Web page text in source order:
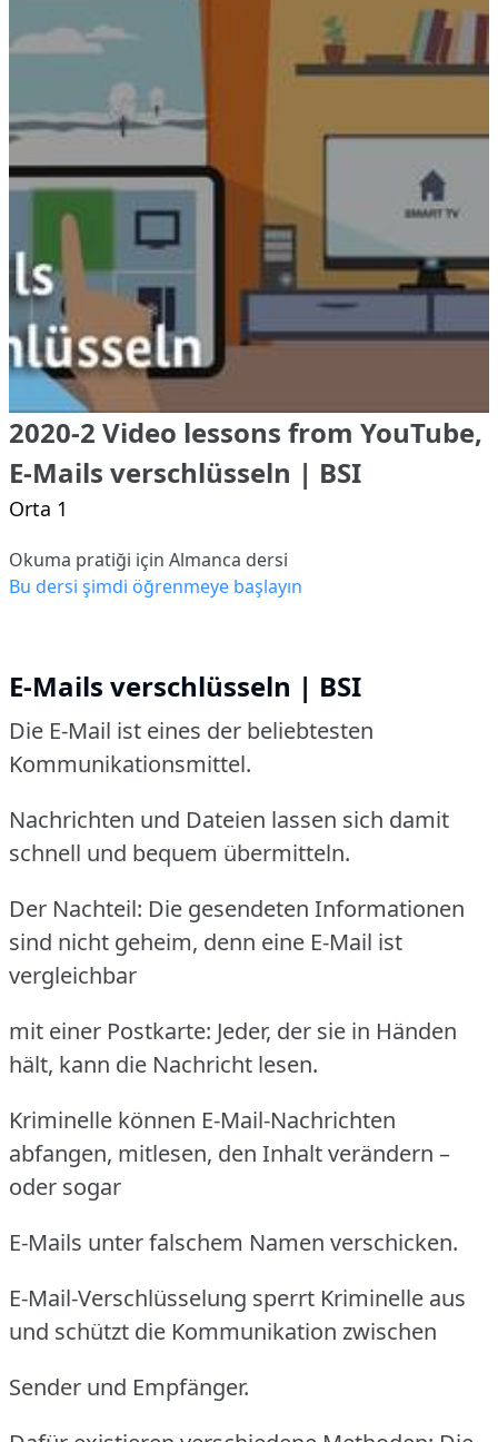
2020-2 Video lessons from YouTube,
E-Mails verschlüsseln | BSI
Orta 1
Okuma pratiği için Almanca dersi
Bu dersi şimdi öğrenmeye başlayın
E-Mails verschlüsseln | BSI
Die E-Mail ist eines der beliebtesten
Kommunikationsmittel.
Nachrichten und Dateien lassen sich damit
schnell und bequem übermitteln.
Der Nachteil: Die gesendeten Informationen
sind nicht geheim, denn eine E-Mail ist
vergleichbar
mit einer Postkarte: Jeder, der sie in Händen
hält, kann die Nachricht lesen.
Kriminelle können E-Mail-Nachrichten
abfangen, mitlesen, den Inhalt verändern –
oder sogar
E-Mails unter falschem Namen verschicken.
E-Mail-Verschlüsselung sperrt Kriminelle aus
und schützt die Kommunikation zwischen
Sender und Empfänger.